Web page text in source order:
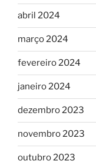
abril 2024
março 2024
fevereiro 2024
janeiro 2024
dezembro 2023
novembro 2023
outubro 2023